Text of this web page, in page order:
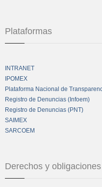
Plataformas
INTRANET
IPOMEX
Plataforma Nacional de
Registro de Denuncias (Infoem)
Registro de Denuncias (PNT)
SAIMEX
SARCOEM
Derechos y obligaciones